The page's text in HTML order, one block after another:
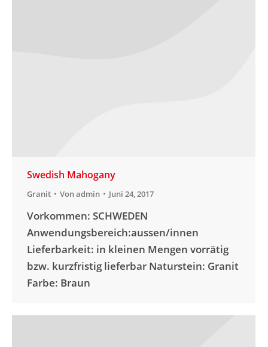
Swedish Mahogany
Granit Vonadmin Juni 24, 2017
Vorkommen: SCHWEDEN
Anwendungsbereich:aussen/innen
Lieferbarkeit: in kleinen Mengen vorrätig
bzw. kurzfristig lieferbar Naturstein: Granit
Farbe: Braun